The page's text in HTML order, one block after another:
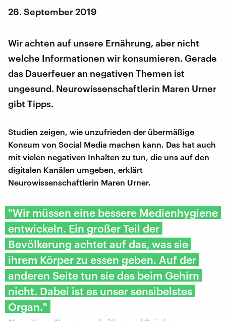
26. September 2019
Wir achten auf unsere Ernährung, aber nicht
welche Informationen wir konsumieren. Gerade
das Dauerfeuer an negativen Themen ist
ungesund. Neurowissenschaftlerin Maren Urner
gibt Tipps.
Studien zeigen, wie unzufrieden der übermäßige
Konsum von Social Media machen kann. Das hat auch
mit vielen negativen Inhalten zu tun, die uns auf den
digitalen Kanälen umgeben, erklärt
Neurowissenschaftlerin Maren Urner.
"Wir müssen eine bessere Medienhygiene
entwickeln. Ein großer Teil der
Bevölkerung achtet auf das, was sie
ihrem Körper zu essen geben. Auf der
anderen Seite tun sie das beim Gehirn
nicht. Dabei ist es unser sensibelstes
Organ."